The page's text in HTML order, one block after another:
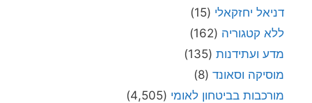
דניאל יחזקאלי (15)
ללא קטגוריה (162)
מדע ועתידנות (135)
מוסיקה וסאונד (8)
מורכבות בביטחון לאומי (4,505)